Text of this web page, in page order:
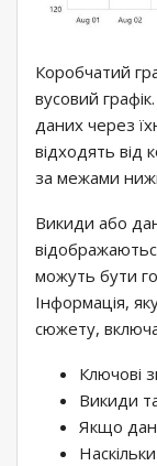
Коробчатий
вусовий
даних через
відходять від
за межами
Викиди або
можуть бути
Інформація,
сюжету,
Ключові
Викиди
Якщо